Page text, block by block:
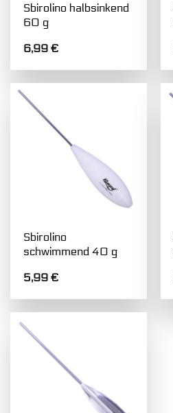
Sbirolino halbsinkend
60 g
6,99€
Sbirolino
schwimmend 40 g
5,99€